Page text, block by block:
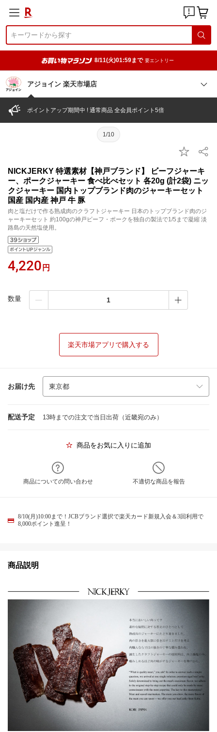
8/11(火)01:59まで 要エントリー
アジョイン 楽天市場店
ポイントアップ期間中 ! 通常商品 全会員ポイント5倍
1/10
NICKJERKY 特選素材【神戸ブランド】 ビーフジャーキ
ー、ポークジャーキー 食べ比べセット 各20g (計2袋) ニッ
クジャーキー 国内トップブランド肉のジャーキーセット
国産 国内産 神戸 牛 豚
肉と塩だけで作る熟成肉のクラフトジャーキー 日本のトップブランド肉のジ
ャーキーセット 約100gの神戸ビーフ・ポークを独自の製法で1/5まで凝縮 淡
路島の天然塩使用。
4,220 円
数量
楽天市場アプリで購入する
お届け先
配送予定 13時までの注文で当日出荷（近畿宛のみ）
商品をお気に入りに追加
商品についての問い合わせ 不適切な商品を報告
8/10(月)10:00まで！JCBブランド選択で楽天カード新規入会＆3回利用で
8,000ポイント進呈！
商品説明